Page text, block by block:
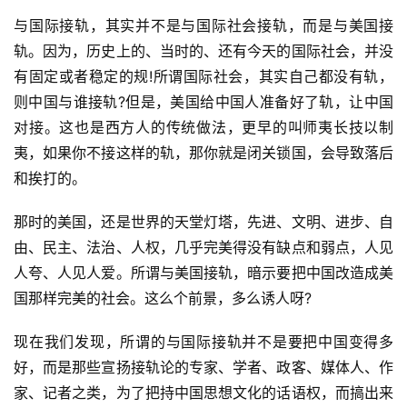
与国际接轨，其实并不是与国际社会接轨，而是与美国接
轨。因为，历史上的、当时的、还有今天的国际社会，并没
有固定或者稳定的规!所谓国际社会，其实自己都没有轨，
则中国与谁接轨?但是，美国给中国人准备好了轨，让中国
对接。这也是西方人的传统做法，更早的叫师夷长技以制
夷，如果你不接这样的轨，那你就是闭关锁国，会导致落后
和挨打的。
那时的美国，还是世界的天堂灯塔，先进、文明、进步、自
由、民主、法治、人权，几乎完美得没有缺点和弱点，人见
人夸、人见人爱。所谓与美国接轨，暗示要把中国改造成美
国那样完美的社会。这么个前景，多么诱人呀?
现在我们发现，所谓的与国际接轨并不是要把中国变得多
好，而是那些宣扬接轨论的专家、学者、政客、媒体人、作
家、记者之类，为了把持中国思想文化的话语权，而搞出来